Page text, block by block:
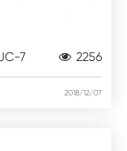
7 2256
2018/12/07